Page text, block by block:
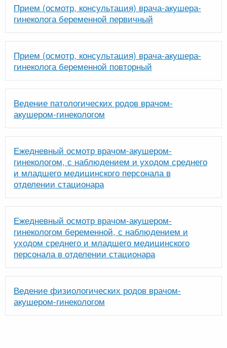
Прием (осмотр, консультация) врача-акушера-
гинеколога беременной первичный
Прием (осмотр, консультация) врача-акушера-
гинеколога беременной повторный
Ведение патологических родов врачом-
акушером-гинекологом
Ежедневный осмотр врачом-акушером-
гинекологом, с наблюдением и уходом среднего
и младшего медицинского персонала в
отделении стационара
Ежедневный осмотр врачом-акушером-
гинекологом беременной, с наблюдением и
уходом среднего и младшего медицинского
персонала в отделении стационара
Ведение физиологических родов врачом-
акушером-гинекологом